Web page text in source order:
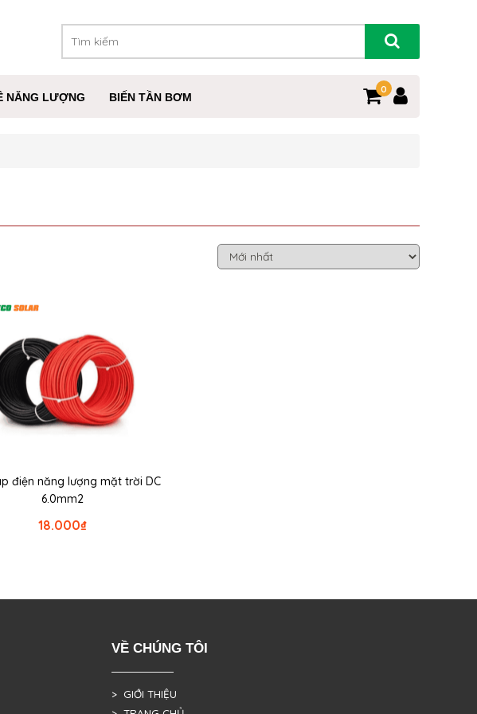
NĂNG LƯỢNG BIẾN TẦN BƠM
0
điện năng lượng mặt trời DC
6.0mm2
₫
18.000
VỀ CHÚNG TÔI
> GIỚI THIỆU